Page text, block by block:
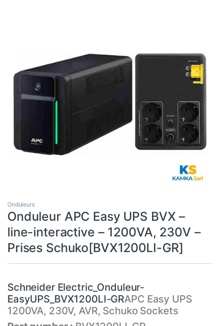
Onduleurs
Onduleur APC Easy UPS BVX –
line-interactive – 1200VA, 230V –
Prises Schuko[BVX1200LI-GR]
Schneider Electric_Onduleur-
EasyUPS_BVX1200LI-GRAPC Easy UPS
1200VA, 230V, AVR, Schuko Sockets